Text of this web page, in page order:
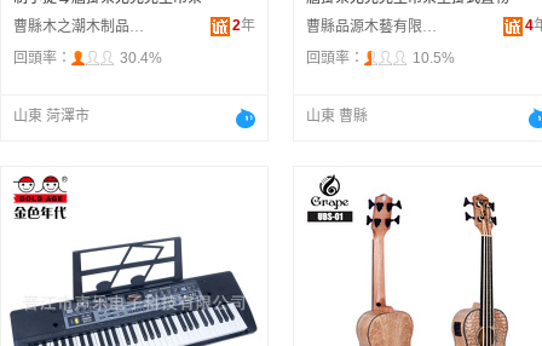
曹縣木之潮木制品有限公司
2年
回頭率：
30.4%
山東 菏澤市
曹縣品源木藝有限公司
4
回頭率：
10.5%
山東 曹縣